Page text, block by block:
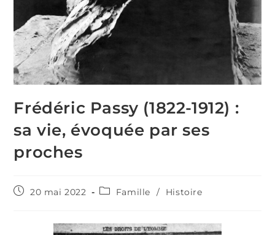
Frédéric Passy (1822-1912) :
sa vie, évoquée par ses
proches
Publication
20 mai 2022
PostFamille / Histoire